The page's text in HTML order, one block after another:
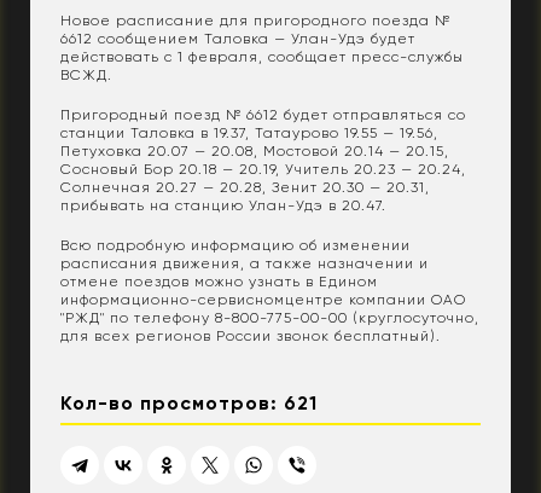
Новое расписание для пригородного поезда №
6612 сообщением Таловка — Улан-Удэ будет
действовать с 1 февраля, сообщает пресс-службы
ВСЖД.
Пригородный поезд № 6612 будет отправляться со
станции Таловка в 19.37, Татаурово 19.55 — 19.56,
Петуховка 20.07 — 20.08, Мостовой 20.14 — 20.15,
Сосновый Бор 20.18 — 20.19, Учитель 20.23 — 20.24,
Солнечная 20.27 — 20.28, Зенит 20.30 — 20.31,
прибывать на станцию Улан-Удэ в 20.47.
Всю подробную информацию об изменении
расписания движения, а также назначении и
отмене поездов можно узнать в Едином
информационно-сервисномцентре компании ОАО
"РЖД" по телефону 8-800-775-00-00 (круглосуточно,
для всех регионов России звонок бесплатный).
Кол-во просмотров: 621